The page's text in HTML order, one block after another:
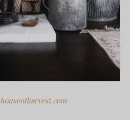
houseofharvest.com